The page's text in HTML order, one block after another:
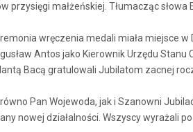
przysięgi małżeńskiej. Tłumacząc
wręczenia medali miała miejsce
Antos jako Kierownik Urzędu
Bacą gratulowali Jubilatom zacnej
Pan Wojewoda, jak i Szanowni
nowej działalności. Wszyscy wyrażali